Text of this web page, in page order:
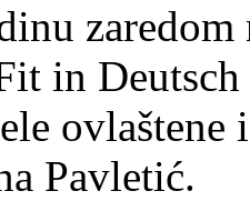
in
Pavletić.